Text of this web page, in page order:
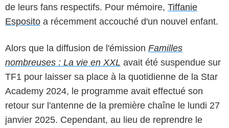
de leurs fans respectifs. Pour mémoire, Tiffanie
Esposito a récemment accouché d'un nouvel enfant.
Alors que la diffusion de l'émission Familles
nombreuses : La vie en XXL avait été suspendue sur
TF1 pour laisser sa place à la quotidienne de la Star
Academy 2024, le programme avait effectué son
retour sur l'antenne de la première chaîne le lundi 27
janvier 2025. Cependant, au lieu de reprendre le